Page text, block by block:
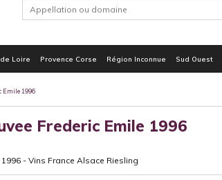
Loire Provence Corse Région Inconnue Sud Ouest
Emile 1996
Frederic Emile 1996
- Vins France Alsace Riesling